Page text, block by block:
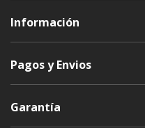
Información
Pagos y Envios
Garantía